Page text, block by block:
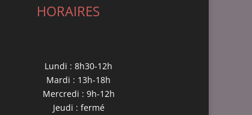
HORAIRES
Lundi : 8h30-12h
Mardi : 13h-18h
Mercredi : 9h-12h
Jeudi : fermé